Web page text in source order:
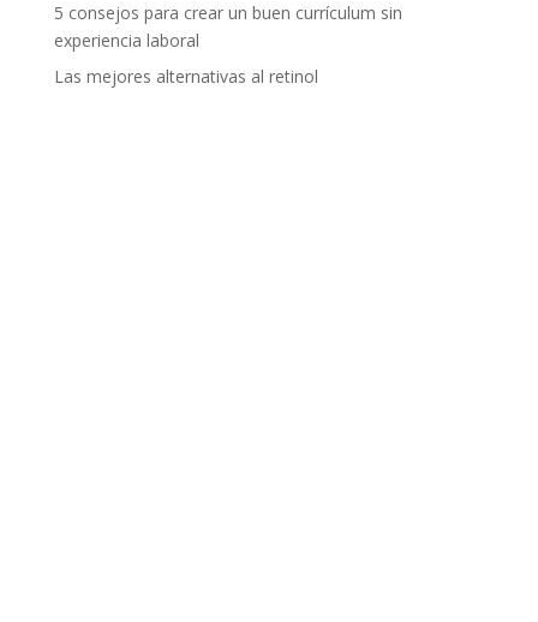
5 consejos para crear un buen currículum sin
experiencia laboral
Las mejores alternativas al retinol